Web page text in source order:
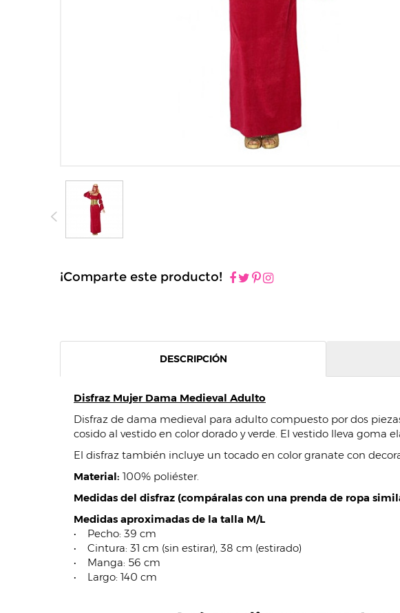
¡Comparte este producto!
DESCRIPCIÓN
Disfraz Mujer Dama Medieval Adulto
Disfraz de dama medieval para adulto compuesto por dos
cosido al vestido en color dorado y verde. El vestido lleva goma
El disfraz también incluye un tocado en color granate con
Material: 100% poliéster.
Medidas del disfraz (compáralas con una prenda de ropa
Medidas aproximadas de la talla M/L
• Pecho: 39 cm
• Cintura: 31 cm (sin estirar), 38 cm (estirado)
• Manga: 56 cm
• Largo: 140 cm